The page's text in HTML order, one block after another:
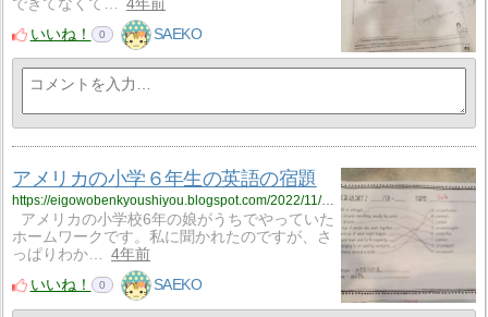
できてなくて…
4年前
いいね！
0 SAEKO
アメリカの小学６年生の英語の宿題
https://eigowobenkyoushiyou.blogspot.com/2022/11/blog-post.html
アメリカの小学校6年の娘がうちでやっていた
ホームワークです。私に聞かれたのですが、さ
っぱりわか…
4年前
いいね！
0 SAEKO